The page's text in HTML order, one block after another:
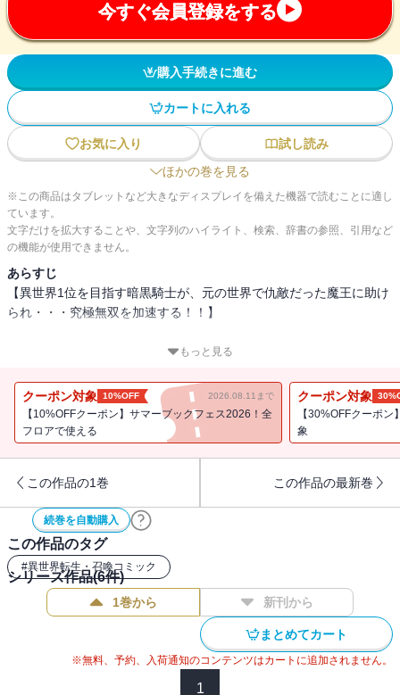
今すぐ会員登録をする
購入手続きに進む
カートに入れる
お気に入り
試し読み
ほかの巻を見る
※この商品はタブレットなど大きなディスプレイを備えた機器で読むことに適し
ています。
文字だけを拡大することや、文字列のハイライト、検索、辞書の参照、引用など
の機能が使用できません。
あらすじ
【異世界1位を目指す暗黒騎士が、元の世界で仇敵だった魔王に助け
られ・・・究極無双を加速する！！】
異世界バトルロイヤルに巻き込まれてしまった暗黒騎士アレスと勇
が主催するサバイバルトーナメントに参戦する。
初陣で海洋モンスターを撃破し、続くダンジョンへと向かうさな
か・・・ルシェは迂闊な行動で、アレスとシュリとはぐれてしま
王エルメシアとの邂逅だった――。
愛する賢者ルルアを探し求め、暗黒騎士が剣を振るう！異世界最強
サクセス譚、第2巻！！
★単行本カバー下画像収録★
電子限定でカラーイラスト１ページが収録されています！
もっと見る
クーポン対象 10%OFF 2026.08.11まで
【10%OFFクーポン】サマーブックフェス2026！全
フロアで使える
クーポン対象
【30%OFFクーポ
象
この作品の1巻 この作品の最新巻
続巻を自動購入
この作品のタグ
#異世界転生・召喚コミック
シリーズ作品(6件)
1巻から 新刊から
まとめてカート
※無料、予約、入荷通知のコンテンツはカートに追加されません。
1